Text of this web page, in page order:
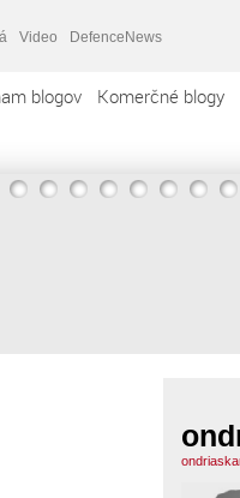
Video DefenceNews
blogov Komerčné blogy